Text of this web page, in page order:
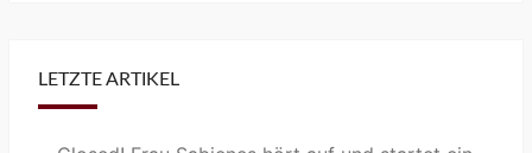
LETZTE ARTIKEL